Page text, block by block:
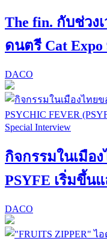
The fin. กับช่วง
ดนตรี Cat Expo
DACO
Special Interview
กิจกรรมในเมือ
PSYFE เริ่มขึ้น
DACO